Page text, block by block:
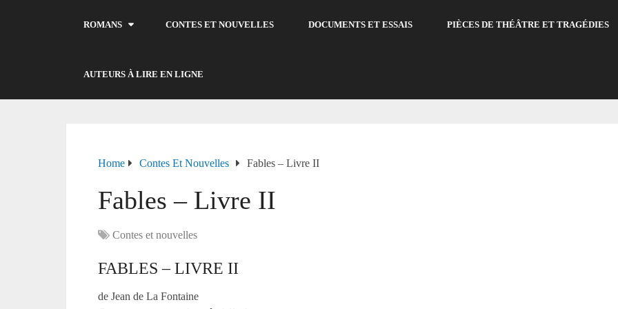
ROMANS CONTES ET NOUVELLES DOCUMENTS ET ESSAIS PIÈCES DE THÉÂTRE ET TRAGÉDIES
AUTEURS À LIRE EN LIGNE
Home Contes Et Nouvelles Fables – Livre II
Fables – Livre II
Contes et nouvelles
FABLES – LIVRE II
de Jean de La Fontaine